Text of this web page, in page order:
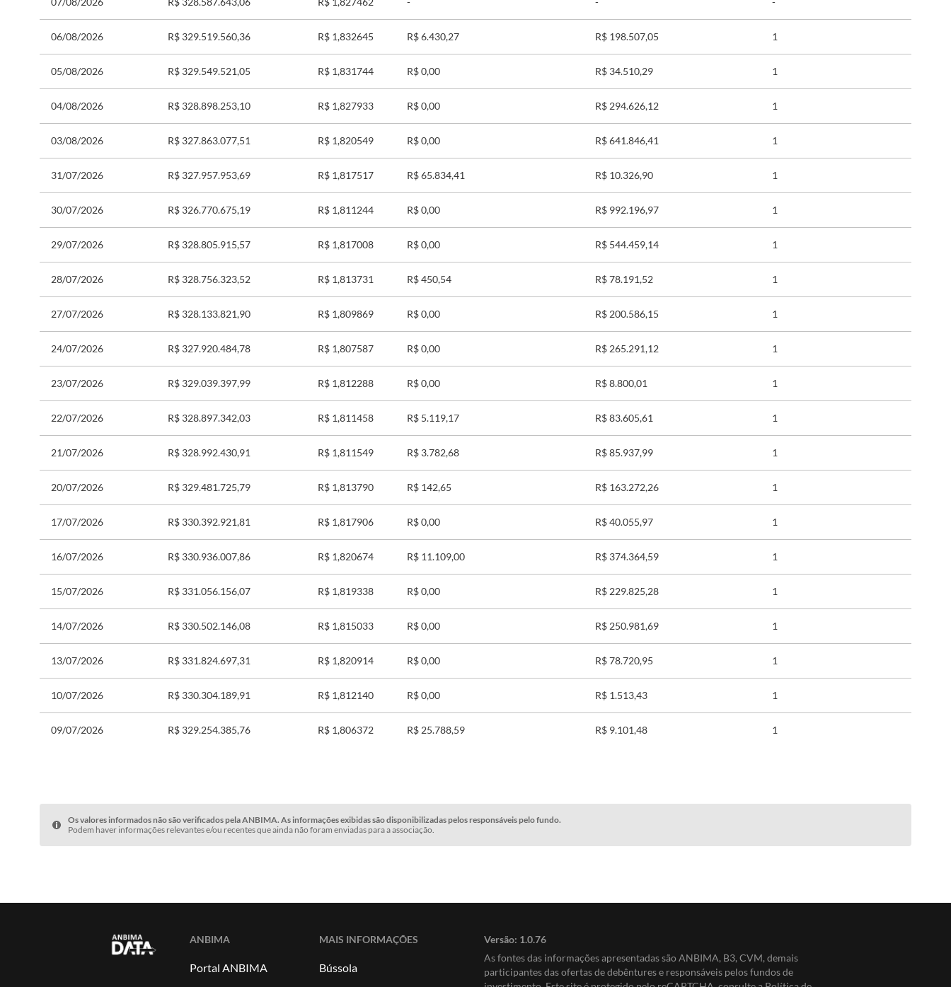
06/08/2026 R$ 329.519.560,36 R$ 1,832645 R$ 6.430,27 R$ 198.507,05 1
05/08/2026 R$ 329.549.521,05 R$ 1,831744 R$ 0,00 R$ 34.510,29 1
04/08/2026 R$ 328.898.253,10 R$ 1,827933 R$ 0,00 R$ 294.626,12 1
03/08/2026 R$ 327.863.077,51 R$ 1,820549 R$ 0,00 R$ 641.846,41 1
31/07/2026 R$ 327.957.953,69 R$ 1,817517 R$ 65.834,41 R$ 10.326,90 1
30/07/2026 R$ 326.770.675,19 R$ 1,811244 R$ 0,00 R$ 992.196,97 1
29/07/2026 R$ 328.805.915,57 R$ 1,817008 R$ 0,00 R$ 544.459,14 1
28/07/2026 R$ 328.756.323,52 R$ 1,813731 R$ 450,54 R$ 78.191,52 1
27/07/2026 R$ 328.133.821,90 R$ 1,809869 R$ 0,00 R$ 200.586,15 1
24/07/2026 R$ 327.920.484,78 R$ 1,807587 R$ 0,00 R$ 265.291,12 1
23/07/2026 R$ 329.039.397,99 R$ 1,812288 R$ 0,00 R$ 8.800,01 1
22/07/2026 R$ 328.897.342,03 R$ 1,811458 R$ 5.119,17 R$ 83.605,61 1
21/07/2026 R$ 328.992.430,91 R$ 1,811549 R$ 3.782,68 R$ 85.937,99 1
20/07/2026 R$ 329.481.725,79 R$ 1,813790 R$ 142,65 R$ 163.272,26 1
17/07/2026 R$ 330.392.921,81 R$ 1,817906 R$ 0,00 R$ 40.055,97 1
16/07/2026 R$ 330.936.007,86 R$ 1,820674 R$ 11.109,00 R$ 374.364,59 1
15/07/2026 R$ 331.056.156,07 R$ 1,819338 R$ 0,00 R$ 229.825,28 1
14/07/2026 R$ 330.502.146,08 R$ 1,815033 R$ 0,00 R$ 250.981,69 1
13/07/2026 R$ 331.824.697,31 R$ 1,820914 R$ 0,00 R$ 78.720,95 1
10/07/2026 R$ 330.304.189,91 R$ 1,812140 R$ 0,00 R$ 1.513,43 1
09/07/2026 R$ 329.254.385,76 R$ 1,806372 R$ 25.788,59 R$ 9.101,48 1
Os valores informados não são verificados pela ANBIMA. As informações exibidas são disponibilizadas pelos responsáveis pelo fundo.
Podem haver informações relevantes e/ou recentes que ainda não foram enviadas para a associação.
ANBIMA
Portal ANBIMA
MAIS INFORMAÇÕES
Bússola
Versão: 1.0.76
As fontes das informações apresentadas são ANBIMA, B3, CVM, demais
participantes das ofertas de debêntures e responsáveis pelos fundos de